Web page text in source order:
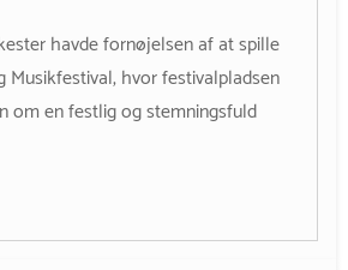
havde fornøjelsen af at spille
Musikfestival, hvor festivalpladsen
om en festlig og stemningsfuld